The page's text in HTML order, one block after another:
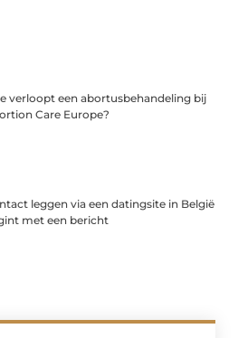
verloopt een abortusbehandeling bij
Care Europe?
leggen via een datingsite in België
met een bericht